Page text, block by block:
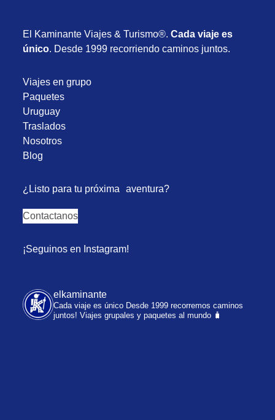
El Kaminante Viajes & Turismo®.Cada viaje es
único. Desde 1999 recorriendo caminos juntos.
Viajes en grupo
Paquetes
Uruguay
Traslados
Nosotros
Blog
¿Listo para tu próxima aventura?
Contactanos
¡Seguinos en Instagram!
elkaminante
Cada viaje es único Desde 1999 recorremos caminos
juntos! Viajes grupales y paquetes al mundo 🧳